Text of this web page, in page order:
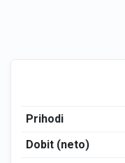
Prihodi
Dobit (neto)